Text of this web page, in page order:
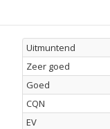
Uitmuntend
Zeer goed
Goed
CQN
EV